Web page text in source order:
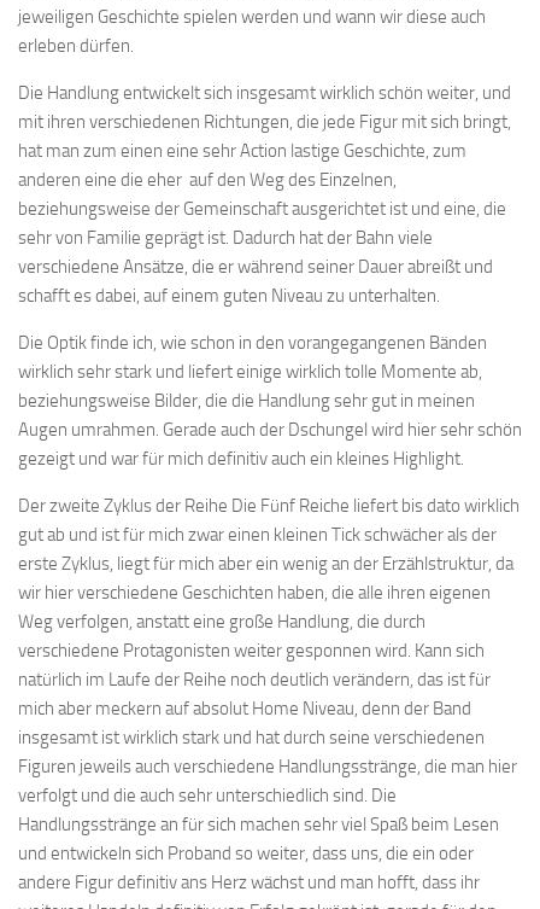
jeweiligen Geschichte spielen werden und wann wir diese auch
erleben dürfen.
Die Handlung entwickelt sich insgesamt wirklich schön weiter, und
mit ihren verschiedenen Richtungen, die jede Figur mit sich bringt,
hat man zum einen eine sehr Action lastige Geschichte, zum
anderen eine die eher auf den Weg des Einzelnen,
beziehungsweise der Gemeinschaft ausgerichtet ist und eine, die
sehr von Familie geprägt ist. Dadurch hat der Bahn viele
verschiedene Ansätze, die er während seiner Dauer abreißt und
schafft es dabei, auf einem guten Niveau zu unterhalten.
Die Optik finde ich, wie schon in den vorangegangenen Bänden
wirklich sehr stark und liefert einige wirklich tolle Momente ab,
beziehungsweise Bilder, die die Handlung sehr gut in meinen
Augen umrahmen. Gerade auch der Dschungel wird hier sehr schön
gezeigt und war für mich definitiv auch ein kleines Highlight.
Der zweite Zyklus der Reihe Die Fünf Reiche liefert bis dato wirklich
gut ab und ist für mich zwar einen kleinen Tick schwächer als der
erste Zyklus, liegt für mich aber ein wenig an der Erzählstruktur, da
wir hier verschiedene Geschichten haben, die alle ihren eigenen
Weg verfolgen, anstatt eine große Handlung, die durch
verschiedene Protagonisten weiter gesponnen wird. Kann sich
natürlich im Laufe der Reihe noch deutlich verändern, das ist für
mich aber meckern auf absolut Home Niveau, denn der Band
insgesamt ist wirklich stark und hat durch seine verschiedenen
Figuren jeweils auch verschiedene Handlungsstränge, die man hier
verfolgt und die auch sehr unterschiedlich sind. Die
Handlungsstränge an für sich machen sehr viel Spaß beim Lesen
und entwickeln sich Proband so weiter, dass uns, die ein oder
andere Figur definitiv ans Herz wächst und man hofft, dass ihr